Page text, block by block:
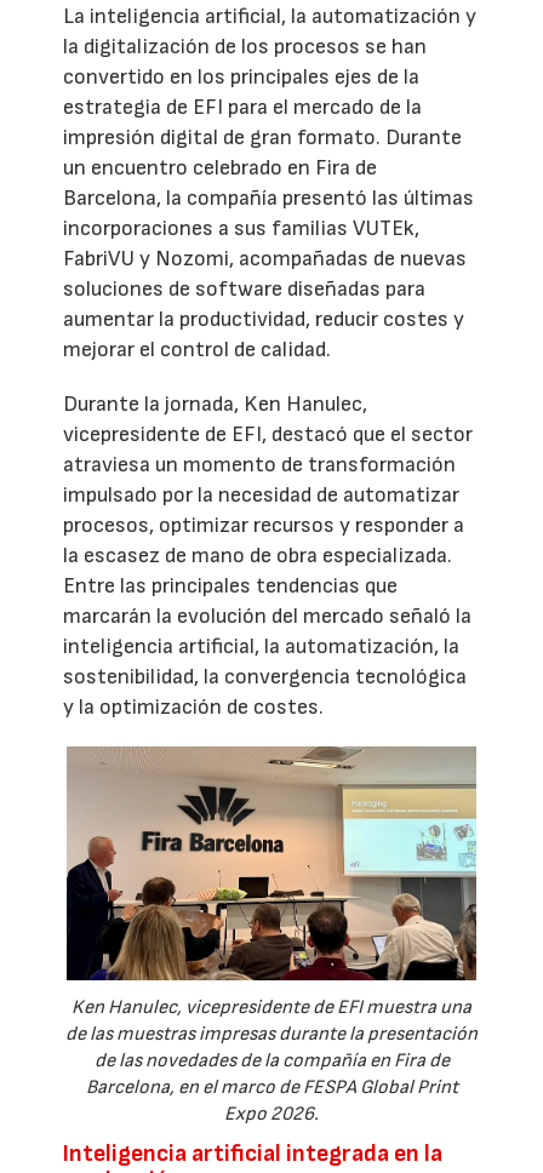
La inteligencia artificial, la automatización y
la digitalización de los procesos se han
convertido en los principales ejes de la
estrategia de EFI para el mercado de la
impresión digital de gran formato. Durante
un encuentro celebrado en Fira de
Barcelona, la compañía presentó las últimas
incorporaciones a sus familias VUTEk,
FabriVU y Nozomi, acompañadas de nuevas
soluciones de software diseñadas para
aumentar la productividad, reducir costes y
mejorar el control de calidad.
Durante la jornada, Ken Hanulec,
vicepresidente de EFI, destacó que el sector
atraviesa un momento de transformación
impulsado por la necesidad de automatizar
procesos, optimizar recursos y responder a
la escasez de mano de obra especializada.
Entre las principales tendencias que
marcarán la evolución del mercado señaló la
inteligencia artificial, la automatización, la
sostenibilidad, la convergencia tecnológica
y la optimización de costes.
Ken Hanulec, vicepresidente de EFI muestra una
de las muestras impresas durante la presentación
de las novedades de la compañía en Fira de
Barcelona, en el marco de FESPA Global Print
Expo 2026.
Inteligencia artificial integrada en la